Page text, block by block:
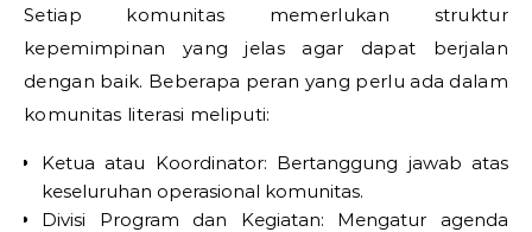
Setiap komunitas memerlukan struktur
kepemimpinan yang jelas agar dapat berjalan
dengan baik. Beberapa peran yang perlu ada dalam
komunitas literasi meliputi:
Ketua atau Koordinator: Bertanggung jawab atas
keseluruhan operasional komunitas.
Divisi Program dan Kegiatan: Mengatur agenda